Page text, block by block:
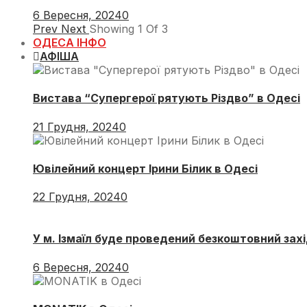
6 Вересня, 20240
Prev Next Showing 1 Of 3
ОДЕСА ІНФО
АФІША
Вистава “Супергерої рятують Різдво” в Одесі
21 Грудня, 20240
Ювілейний концерт Ірини Білик в Одесі
22 Грудня, 20240
У м. Ізмаїл буде проведений безкоштовний
6 Вересня, 20240